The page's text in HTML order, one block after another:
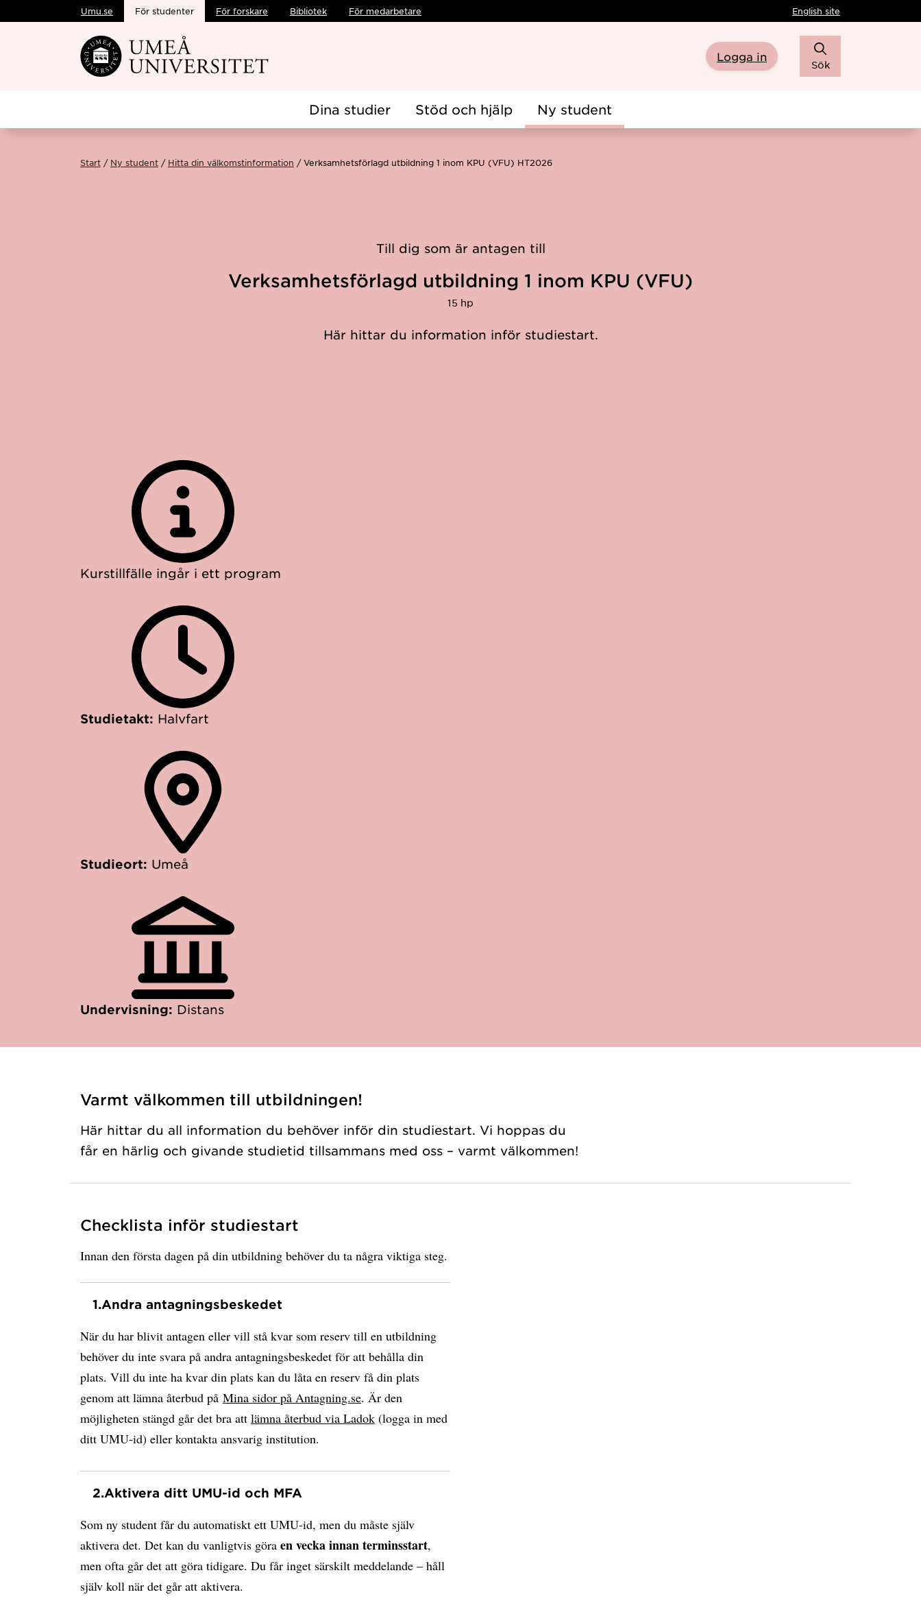
Hoppa direkt till innehållet
Umu.se För studenter För forskare Bibliotek För medarbetare English site
Logga in
Sök
Dina studier Stöd och hjälp Ny student
Start Ny student Hitta din välkomstinformation Verksamhetsförlagd utbildning 1 inom KPU (VFU) HT2026
Till dig som är antagen till
Verksamhetsförlagd utbildning 1 inom KPU (VFU)
15 hp
Här hittar du information inför studiestart.
Kurstillfälle ingår i ett program
Studietakt: Halvfart
Studieort: Umeå
Undervisning: Distans
Varmt välkommen till utbildningen!
Här hittar du all information du behöver inför din studiestart. Vi hoppas du
får en härlig och givande studietid tillsammans med oss – varmt välkommen!
Checklista inför studiestart
Innan den första dagen på din utbildning behöver du ta några viktiga steg.
1.Andra antagningsbeskedet
När du har blivit antagen eller vill stå kvar som reserv till en utbildning
behöver du inte svara på andra antagningsbeskedet för att behålla din
plats. Vill du inte ha kvar din plats kan du låta en reserv få din plats
genom att lämna återbud på Mina sidor på Antagning.se. Är den
möjligheten stängd går det bra att lämna återbud via Ladok (logga in med
ditt UMU-id) eller kontakta ansvarig institution.
2.Aktivera ditt UMU-id och MFA
Som ny student får du automatiskt ett UMU-id, men du måste själv
aktivera det. Det kan du vanligtvis göra en vecka innan terminsstart,
men ofta går det att göra tidigare. Du får inget särskilt meddelande – håll
själv koll när det går att aktivera.